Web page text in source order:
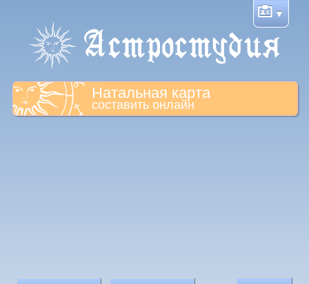
Натальная карта
составить онлайн